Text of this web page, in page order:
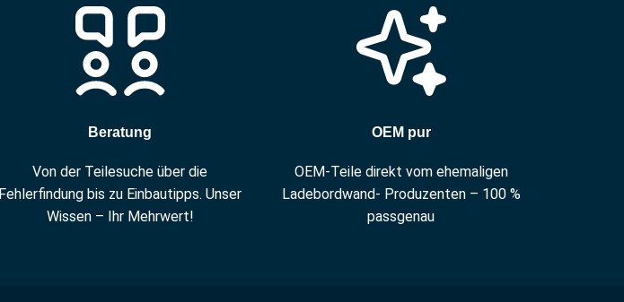
Beratung
Von der Teilesuche über die
Fehlerfindung bis zu Einbautipps. Unser
Wissen – Ihr Mehrwert!
OEM pur
OEM-Teile direkt vom ehemaligen
Ladebordwand- Produzenten – 100 %
passgenau